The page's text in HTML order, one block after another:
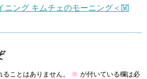
ニング キムチェのモーニング＜関
ことはありません。 ※ が付いている欄は必